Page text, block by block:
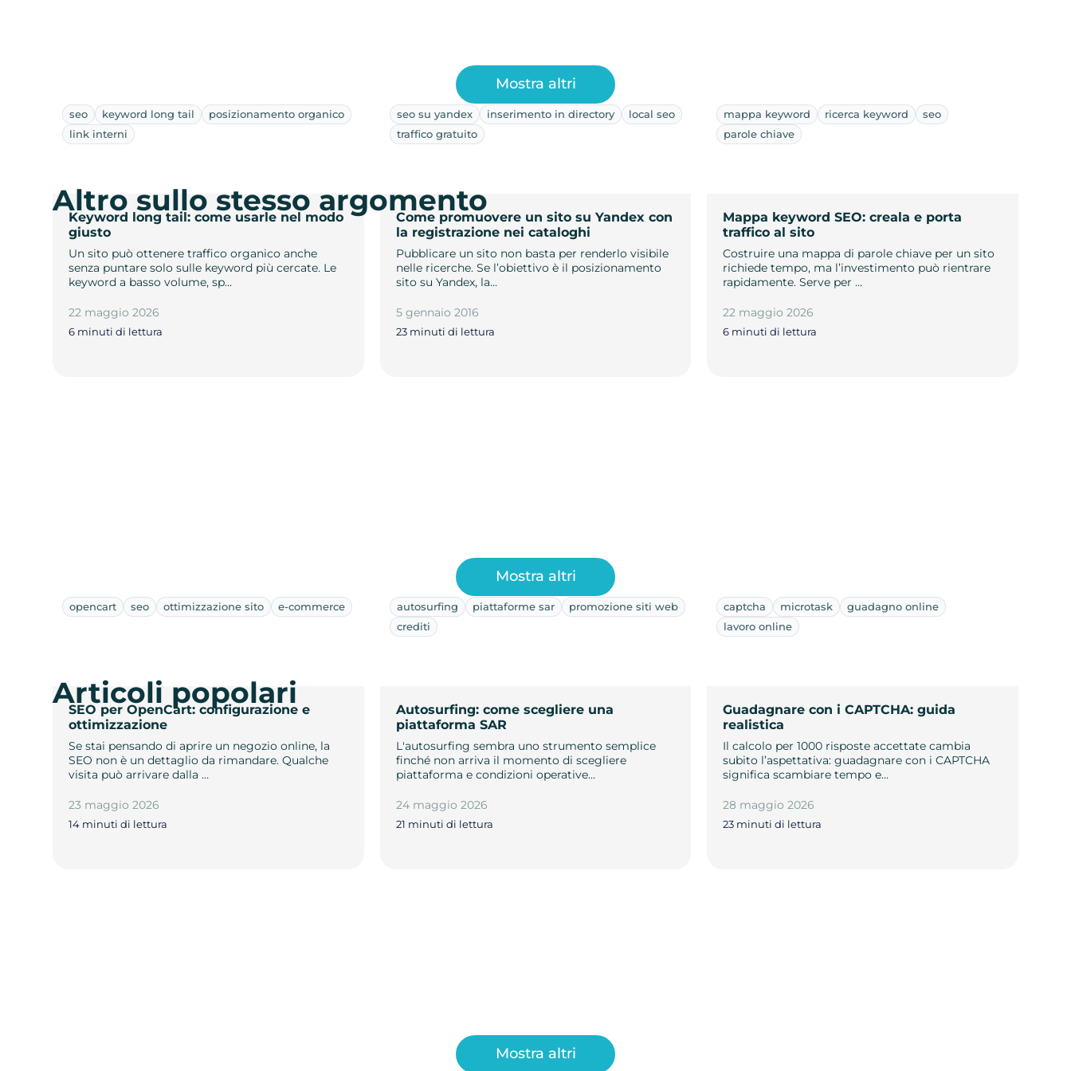
seo keyword long tail
posizionamento organico
link interni
Keyword long tail: come usarle nel modo
giusto
Un sito può ottenere traffico organico anche
senza puntare solo sulle keyword più cercate. Le
keyword a basso volume, sp…
22 maggio 2026
6 minuti di lettura
seo su yandex inserimento in directory
local seo
traffico gratuito
Come promuovere un sito su Yandex con
la registrazione nei cataloghi
Pubblicare un sito non basta per renderlo visibile
nelle ricerche. Se l’obiettivo è il posizionamento
sito su Yandex, la…
5 gennaio 2016
23 minuti di lettura
mappa keyword ricerca keyword
seo
parole chiave
Mappa keyword SEO: creala e porta
traffico al sito
Costruire una mappa di parole chiave per un sito
richiede tempo, ma l’investimento può rientrare
rapidamente. Serve per …
22 maggio 2026
6 minuti di lettura
Mostra altri
Altro sullo stesso argomento
opencart seo ottimizzazione sito e-commerce
SEO per OpenCart: configurazione e
ottimizzazione
Se stai pensando di aprire un negozio online, la
SEO non è un dettaglio da rimandare. Qualche
visita può arrivare dalla …
23 maggio 2026
14 minuti di lettura
autosurfing piattaforme sar
promozione siti web
crediti
Autosurfing: come scegliere una
piattaforma SAR
L'autosurfing sembra uno strumento semplice
finché non arriva il momento di scegliere
piattaforma e condizioni operative…
24 maggio 2026
21 minuti di lettura
captcha microtask
guadagno online
lavoro online
Guadagnare con i CAPTCHA: guida
realistica
Il calcolo per 1000 risposte accettate cambia
subito l’aspettativa: guadagnare con i CAPTCHA
significa scambiare tempo e…
28 maggio 2026
23 minuti di lettura
Mostra altri
Articoli popolari
Mostra altri